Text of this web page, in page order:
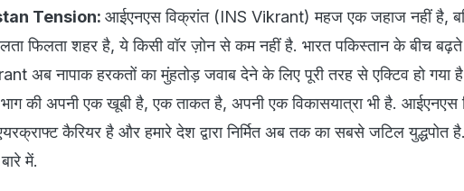
Tension: आईएनएस विक्रांत (INS Vikrant) महज एक जहाज नहीं है,
फिलता शहर है, ये किसी वॉर ज़ोन से कम नहीं है. भारत पकिस्तान के बीच
अब नापाक हरकतों का मुंहतोड़ जवाब देने के लिए पूरी तरह से एक्टिव हो गया
की अपनी एक खूबी है, एक ताकत है, अपनी एक विकासयात्रा भी है. आईएनएस
कैरियर है और हमारे देश द्वारा निर्मित अब तक का सबसे जटिल युद्धपोत
में.